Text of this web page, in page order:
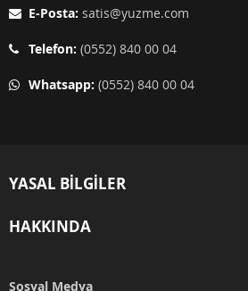
E-Posta: satis@yuzme.com
Telefon: (0552) 840 00 04
Whatsapp: (0552) 840 00 04
YASAL BILGILER
HAKKINDA
Sosyal Medya